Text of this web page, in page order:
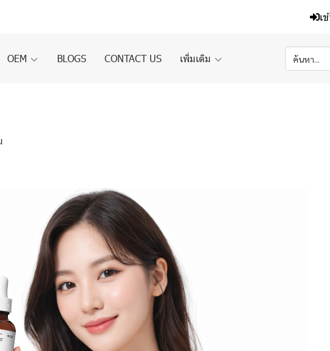
เ
OEM BLOGS CONTACT US เพิ่มเติม